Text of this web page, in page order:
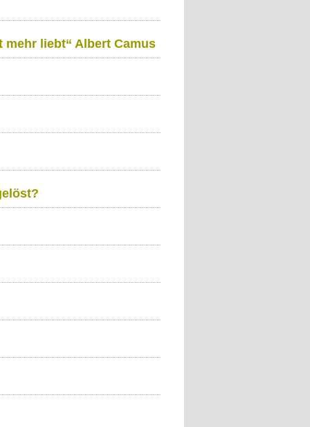
mehr liebt“ Albert Camus